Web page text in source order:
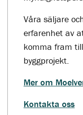
Våra säljare
erfarenhet av
komma fram
byggprojekt.
Mer om
Kontakta oss